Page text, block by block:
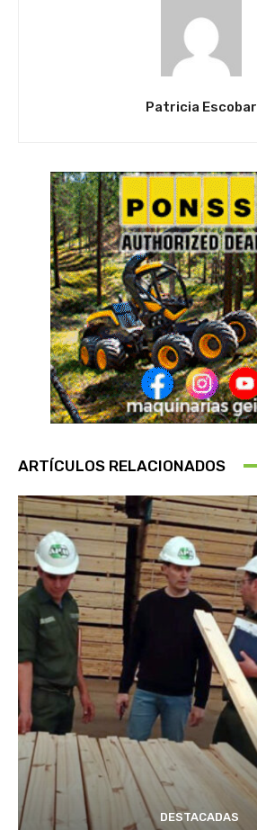
Patricia Escobar
ARTÍCULOS RELACIONADOS
DESTACADAS